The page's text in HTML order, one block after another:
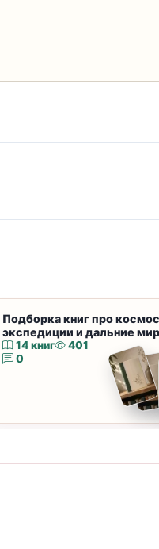
Подборка книг про
экспедиции и дальние
14 книг
401
0